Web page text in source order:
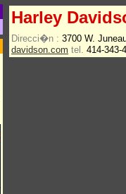
Harley
Direcci�n : 3700 W.
davidson.com tel. 414-343-